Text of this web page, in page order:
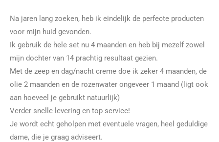
Na jaren lang zoeken, heb ik eindelijk de perfecte producten
voor mijn huid gevonden.
Ik gebruik de hele set nu 4 maanden en heb bij mezelf zowel
mijn dochter van 14 prachtig resultaat gezien.
Met de zeep en dag/nacht creme doe ik zeker 4 maanden, de
olie 2 maanden en de rozenwater ongeveer 1 maand (ligt ook
aan hoeveel je gebruikt natuurlijk)
Verder snelle levering en top service!
Je wordt echt geholpen met eventuele vragen, heel geduldige
dame, die je graag adviseert.